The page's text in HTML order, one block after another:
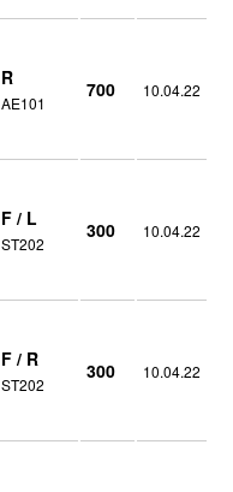
R
AE101
700 10.04.22
F / L
ST202
300 10.04.22
F / R
ST202
300 10.04.22